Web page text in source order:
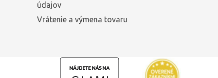
údajov
Vrátenie a výmena tovaru